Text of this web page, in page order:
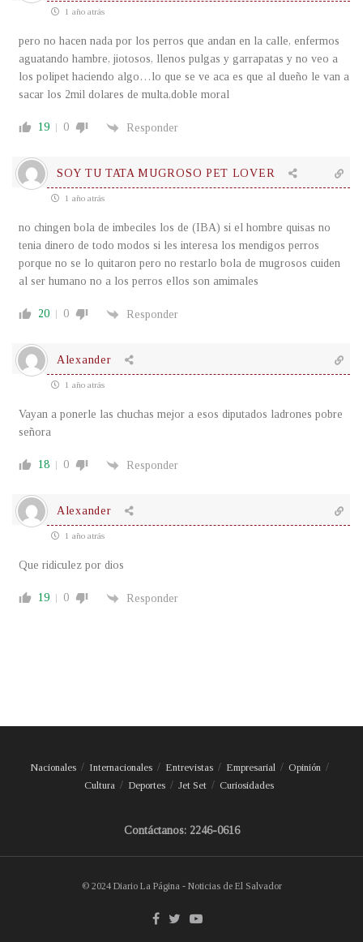
1 año atrás
pero no hacen nada por los perros que andan en la calle, enfermos
aguatando hambre, jiotosos, llenos pulgas y garrapatas y no veo a
los polipet haciendo algo…lo que se ve aca es que al dueño le van a
sacar los 2mil dolares de multa,doble moral
19 0 Responder
SOY TU TATA MUGROSO PET LOVER
1 año atrás
no chingen bola de imbeciles los de (IBA) si el hombre quisas no
tenia dinero de todo modos si les interesa los mendigos perros
porque no se lo quitaron pero no restarlo bola de mugrosos cuiden
al ser humano no a los perros ellos son amimales
20 0 Responder
Alexander
1 año atrás
Vayan a ponerle las chuchas mejor a esos diputados ladrones pobre
señora
18 0 Responder
Alexander
1 año atrás
Que ridiculez por dios
19 0 Responder
Nacionales Internacionales Entrevistas Empresarial
Opinión
Cultura
Deportes Jet Set Curiosidades
Contáctanos: 2246-0616
© 2024 Diario La Página - Noticias de El Salvador